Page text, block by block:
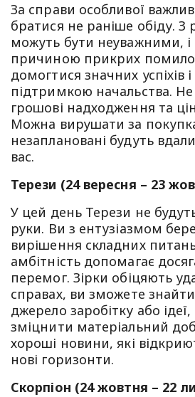
За справи особливої
братися не раніше обіду. З
можуть бути неуважними,
причиною прикрих
домогтися значних успіхів
підтримкою начальства.
грошові надходження та
Можна вирушати за
незаплановані будуть
вас.
Терези (24 вересня – 23
У цей день Терези не
руки. Ви з ентузіазмом
вирішення складних
амбітність допомагає
перемог. Зірки обіцяють
справах, ви зможете
джерело заробітку або
зміцнити матеріальний
хороші новини, які
нові горизонти.
Скорпіон (24 жовтня – 22